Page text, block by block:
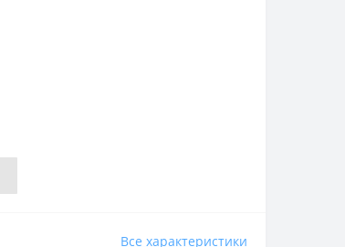
Все характеристики